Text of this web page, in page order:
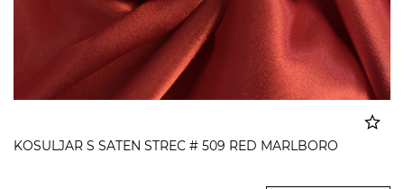
KOSULJAR S SATEN STREC # 509 RED MARLBORO